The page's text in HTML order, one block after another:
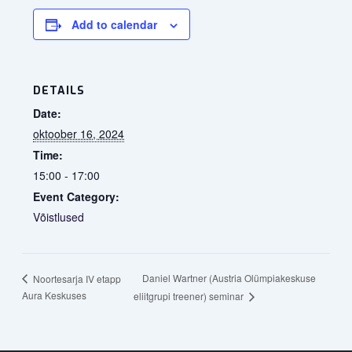
Add to calendar
DETAILS
Date:
oktoober 16, 2024
Time:
15:00 - 17:00
Event Category:
Võistlused
Noortesarja IV etapp
Aura Keskuses
Daniel Wartner (Austria Olümpiakeskuse
eliitgrupi treener) seminar